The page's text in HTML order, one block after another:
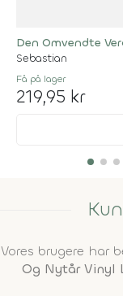
Den Omvendte
Sebastian
Få på lager
219,95 kr
Vores brugere har
Og Nytår Vinyl